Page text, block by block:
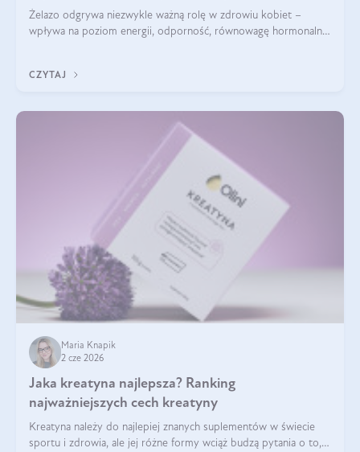
Żelazo odgrywa niezwykle ważną rolę w zdrowiu kobiet –
wpływa na poziom energii, odporność, równowagę hormonalną
zawrotów głowy czy problemów z
CZYTAJ
Maria Knapik
2 cze 2026
Jaka kreatyna najlepsza? Ranking
najważniejszych cech kreatyny
Kreatyna należy do najlepiej znanych suplementów w świecie
sportu i zdrowia, ale jej różne formy wciąż budzą pytania o to,